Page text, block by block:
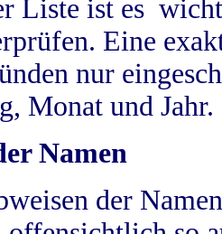
Liste ist es
Eine
nur
Monat und Jahr.
Namen
der